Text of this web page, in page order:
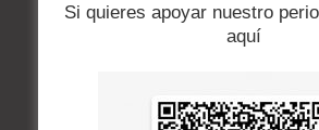
Si quieres apoyar nuestro
aquí